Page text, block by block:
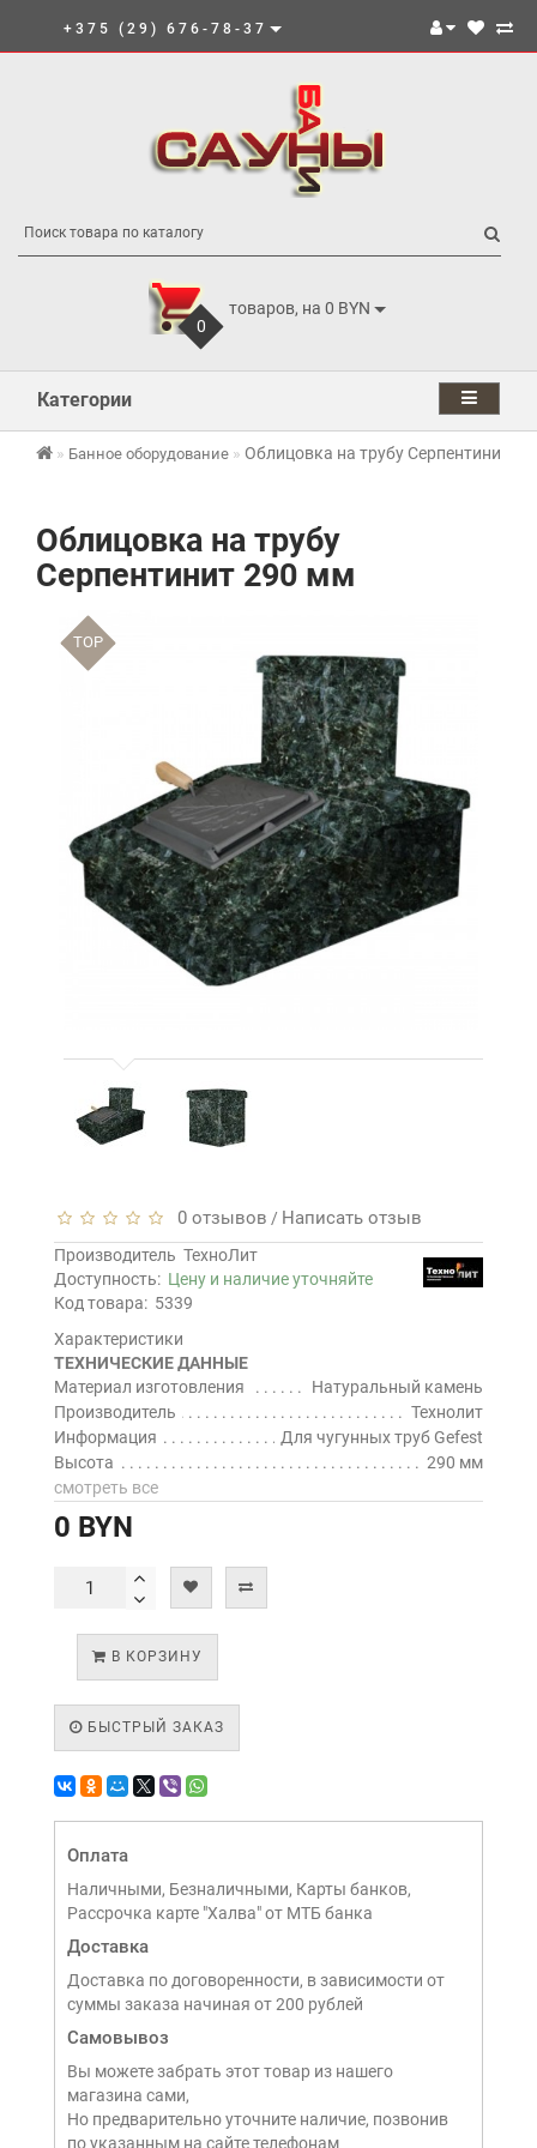
+375 (29) 676-78-37
0
товаров, на 0 BYN
Категории
Банное оборудование Облицовка на трубу Серпентинит
Облицовка на трубу
Серпентинит 290 мм
TOP
0 отзывов / Написать отзыв
Производитель ТехноЛит
Доступность: Цену и наличие уточняйте
Код товара: 5339
Характеристики
ТЕХНИЧЕСКИЕ ДАННЫЕ
Материал изготовления
Натуральный камень
Производитель
Технолит
Информация
Для чугунных труб Gefest
Высота
290 мм
смотреть все
0 BYN
В КОРЗИНУ
БЫСТРЫЙ ЗАКАЗ
Оплата
Наличными, Безналичными, Карты банков,
Рассрочка карте "Халва" от МТБ банка
Доставка
Доставка по договоренности, в зависимости от
суммы заказа начиная от 200 рублей
Самовывоз
Вы можете забрать этот товар из нашего
магазина сами,
Но предварительно уточните наличие, позвонив
по указанным на сайте телефонам